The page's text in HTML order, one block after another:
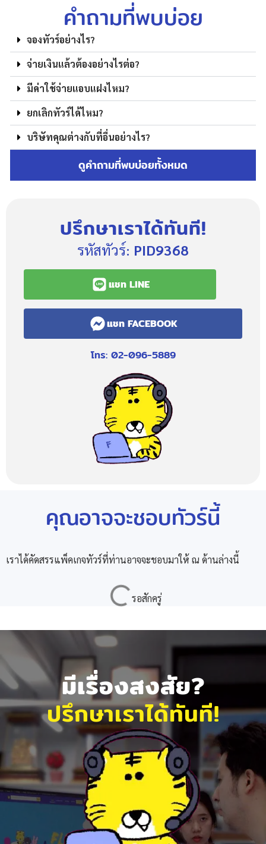
คำถามที่พบบ่อย
จองทัวร์อย่างไร?
จ่ายเงินแล้วต้องอย่างไรต่อ?
มีค่าใช้จ่ายแอบแฝงไหม?
ยกเลิกทัวร์ได้ไหม?
บริษัทคุณต่างกับที่อื่นอย่างไร?
ดูคำถามที่พบบ่อยทั้งหมด
ปรึกษาเราได้ทันที!
รหัสทัวร์: PID9368
แชท LINE
แชท FACEBOOK
โทร: 02-096-5889
คุณอาจจะชอบทัวร์นี้
เราได้คัดสรรแพ็คเกจทัวร์ที่ท่านอาจจะชอบมาให้ ณ ด้านล่างนี้
มีเรื่องสงสัย?
ปรึกษาเราได้ทันที!